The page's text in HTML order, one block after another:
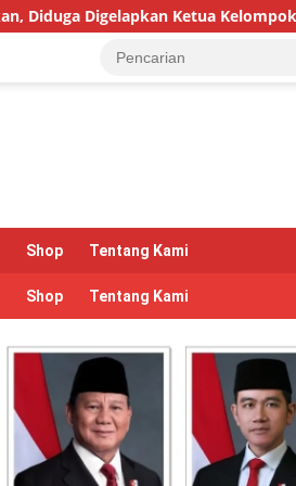
Tani Hari Hutan
Shop Tentang Kami
Shop Tentang Kami